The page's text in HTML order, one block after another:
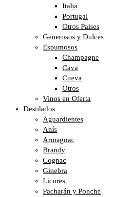
Italia
Portugal
Otros Paises
Generosos y Dulces
Espumosos
Champagne
Cava
Cueva
Otros
Vinos en Oferta
Destilados
Aguardientes
Anís
Armagnac
Brandy
Cognac
Ginebra
Licores
Pacharán y Ponche